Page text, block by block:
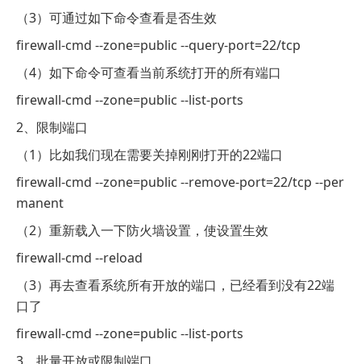
（3）可通过如下命令查看是否生效
firewall-cmd --zone=public --query-port=22/tcp
（4）如下命令可查看当前系统打开的所有端口
firewall-cmd --zone=public --list-ports
2、限制端口
（1）比如我们现在需要关掉刚刚打开的22端口
firewall-cmd --zone=public --remove-port=22/tcp --per
manent
（2）重新载入一下防火墙设置，使设置生效
firewall-cmd --reload
（3）再去查看系统所有开放的端口，已经看到没有22端
口了
firewall-cmd --zone=public --list-ports